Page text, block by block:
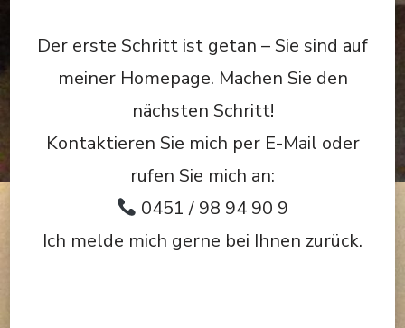
Der erste Schritt ist getan – Sie sind auf
meiner Homepage. Machen Sie den
nächsten Schritt!
Kontaktieren Sie mich per E-Mail oder
rufen Sie mich an:
0451 / 98 94 90 9
Ich melde mich gerne bei Ihnen zurück.